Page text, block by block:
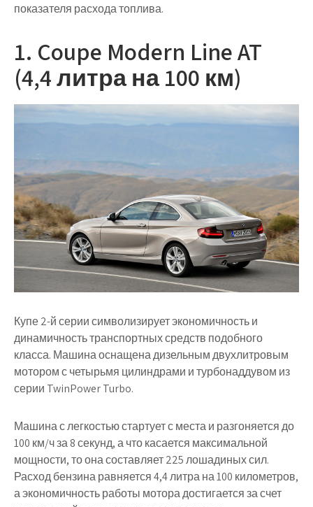
показателя расхода топлива.
1. Coupe Modern Line AT
(4,4 литра на 100 км)
Купе 2-й серии символизирует экономичность и
динамичность транспортных средств подобного
класса. Машина оснащена дизельным двухлитровым
мотором с четырьмя цилиндрами и турбонаддувом из
серии TwinPower Turbo.
Машина с легкостью стартует с места и разгоняется до
100 км/ч за 8 секунд, а что касается максимальной
мощности, то она составляет 225 лошадиных сил.
Расход бензина равняется 4,4 литра на 100 километров,
а экономичность работы мотора достигается за счет